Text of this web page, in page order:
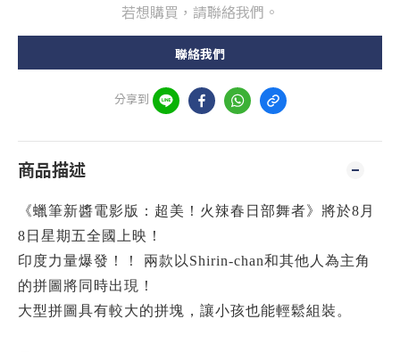
若想購買，請聯絡我們。
聯絡我們
分享到
商品描述
《蠟筆新醬電影版：超美！火辣春日部舞者》將於8月
8日星期五全國上映！
印度力量爆發！！ 兩款以Shirin-chan和其他人為主角
的拼圖將同時出現！
大型拼圖具有較大的拼塊，讓小孩也能輕鬆組裝。